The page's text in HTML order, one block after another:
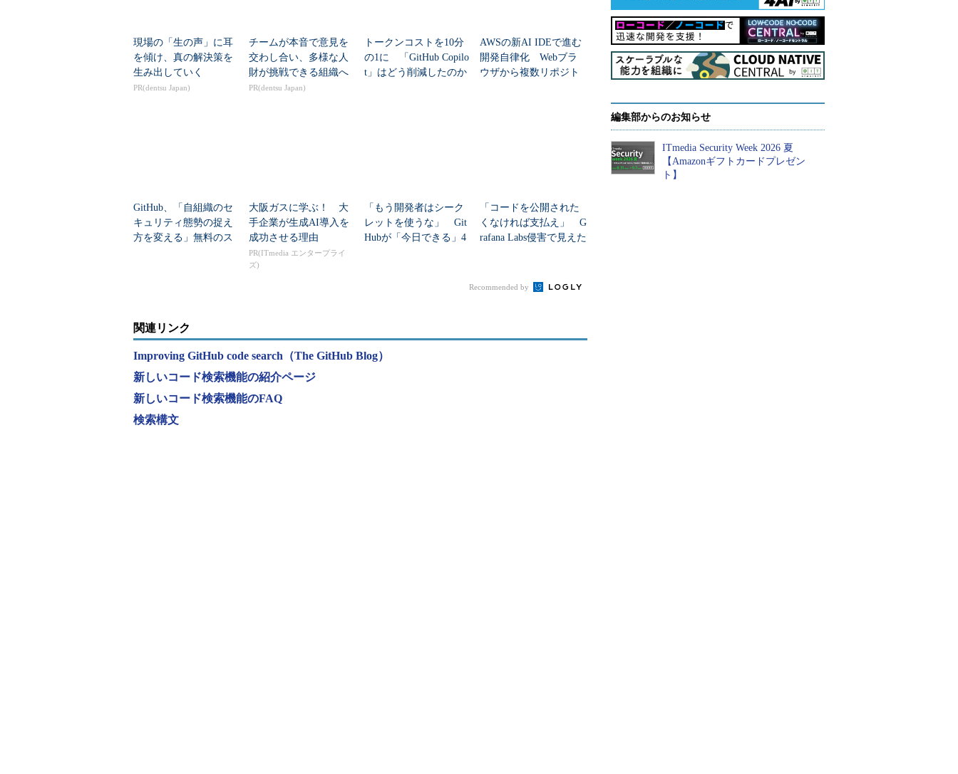
現場の「生の声」に耳
を傾け、真の解決策を
生み出していく
PR(dentsu Japan)
チームが本音で意見を
交わし合い、多様な人
財が挑戦できる組織へ
PR(dentsu Japan)
トークンコストを10分
の1に 「GitHub Copilo
t」はどう削減したのか
AWSの新AI IDEで進む
開発自律化 Webブラ
ウザから複数リポジト
GitHub、「自組織のセ
キュリティ態勢の捉え
方を変える」無料のス
大阪ガスに学ぶ！ 大
手企業が生成AI導入を
成功させる理由
PR(ITmedia エンタープライ
ズ)
「もう開発者はシーク
レットを使うな」 Git
Hubが「今日できる」4
「コードを公開された
くなければ支払え」 G
rafana Labs侵害で見えた
Recommended by
関連リンク
Improving GitHub code search（The GitHub Blog）
新しいコード検索機能の紹介ページ
新しいコード検索機能のFAQ
検索構文
編集部からのお知らせ
ITmedia Security Week 2026 夏
【Amazonギフトカードプレゼン
ト】